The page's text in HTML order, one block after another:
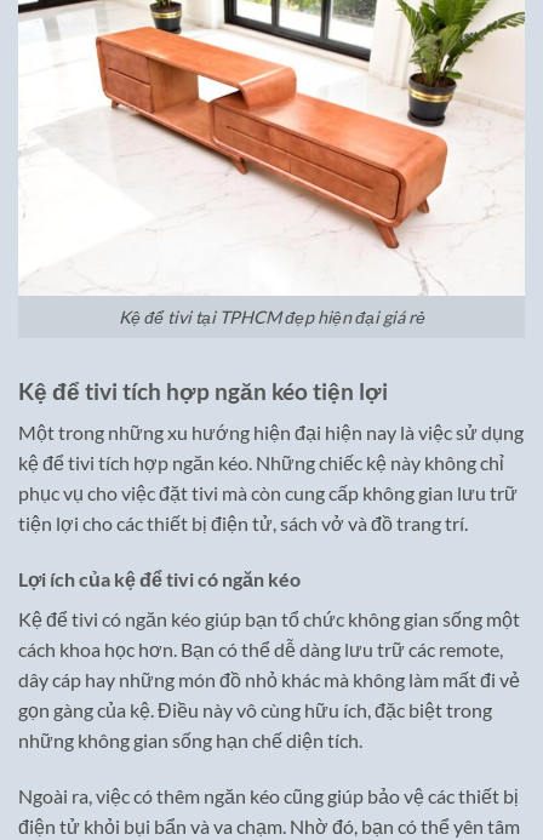
Kệ để tivi tại TPHCM đẹp hiện đại giá rẻ
Kệ để tivi tích hợp ngăn kéo tiện lợi
Một trong những xu hướng hiện đại hiện nay là việc sử dụng
kệ để tivi tích hợp ngăn kéo. Những chiếc kệ này không chỉ
phục vụ cho việc đặt tivi mà còn cung cấp không gian lưu trữ
tiện lợi cho các thiết bị điện tử, sách vở và đồ trang trí.
Lợi ích của kệ để tivi có ngăn kéo
Kệ để tivi có ngăn kéo giúp bạn tổ chức không gian sống một
cách khoa học hơn. Bạn có thể dễ dàng lưu trữ các remote,
dây cáp hay những món đồ nhỏ khác mà không làm mất đi vẻ
gọn gàng của kệ. Điều này vô cùng hữu ích, đặc biệt trong
những không gian sống hạn chế diện tích.
Ngoài ra, việc có thêm ngăn kéo cũng giúp bảo vệ các thiết bị
điện tử khỏi bụi bẩn và va chạm. Nhờ đó, bạn có thể yên tâm